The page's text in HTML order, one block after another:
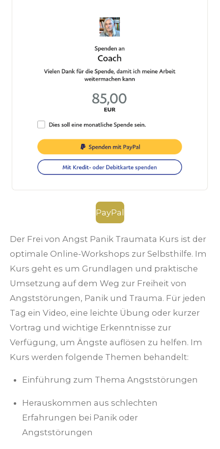
PayPal
Der Frei von Angst Panik Traumata Kurs ist der
optimale Online-Workshops zur Selbsthilfe. Im
Kurs geht es um Grundlagen und praktische
Umsetzung auf dem Weg zur Freiheit von
Angststörungen, Panik und Trauma. Für jeden
Tag ein Video, eine leichte Übung oder kurzer
Vortrag und wichtige Erkenntnisse zur
Verfügung, um Ängste auflösen zu helfen. Im
Kurs werden folgende Themen behandelt:
Einführung zum Thema Angststörungen
Herauskommen aus schlechten
Erfahrungen bei Panik oder
Angststörungen